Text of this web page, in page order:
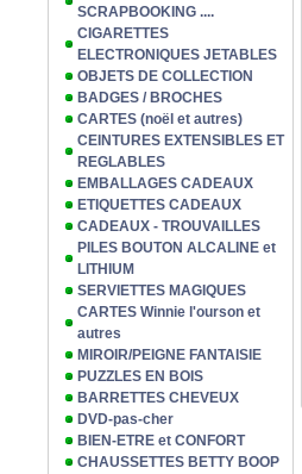
SCRAPBOOKING ....
CIGARETTES
ELECTRONIQUES JETABLES
OBJETS DE COLLECTION
BADGES / BROCHES
CARTES (noël et autres)
CEINTURES EXTENSIBLES ET
REGLABLES
EMBALLAGES CADEAUX
ETIQUETTES CADEAUX
CADEAUX - TROUVAILLES
PILES BOUTON ALCALINE et
LITHIUM
SERVIETTES MAGIQUES
CARTES Winnie l'ourson et
autres
MIROIR/PEIGNE FANTAISIE
PUZZLES EN BOIS
BARRETTES CHEVEUX
DVD-pas-cher
BIEN-ETRE et CONFORT
CHAUSSETTES BETTY BOOP